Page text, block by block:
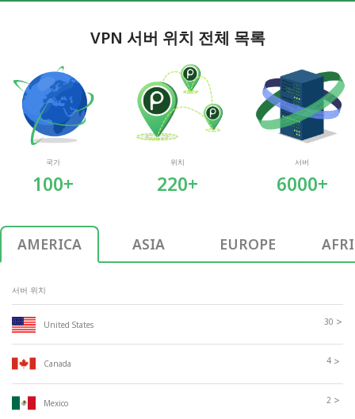
VPN 서버 위치 전체 목록
국가
100+
위치
220+
서버
6000+
AMERICA ASIA EUROPE
서버 위치
United States 30 >
Canada 4 >
Mexico 2 >